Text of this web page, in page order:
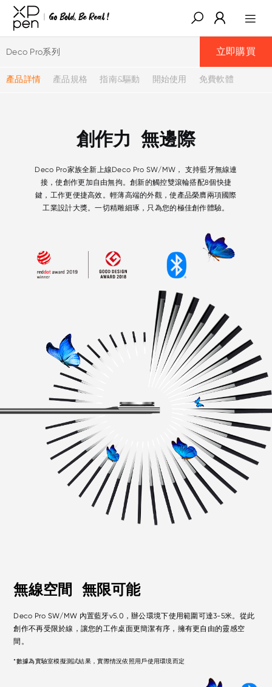
Deco Pro系列
產品詳情 產品規格 指南&驅動 開始使用 免費軟體
立即購買
創作力 無邊際
Deco Pro家族全新上線Deco Pro SW/MW， 支持藍牙無線連
接，使創作更加自由無拘。創新的觸控雙滾輪搭配8個快捷
鍵，工作更便捷高效。輕薄高端的外觀，使產品榮膺兩項國際
工業設計大獎。一切精雕細琢，只為您的極佳創作體驗。
無線空間 無限可能
Deco Pro SW/MW 內置藍牙v5.0，辦公環境下使用範圍可達3-5米。從此
創作不再受限於線，讓您的工作桌面更簡潔有序，擁有更自由的靈感空
間。
*數據為實驗室模擬測試結果，實際情況依照用戶使用環境而定